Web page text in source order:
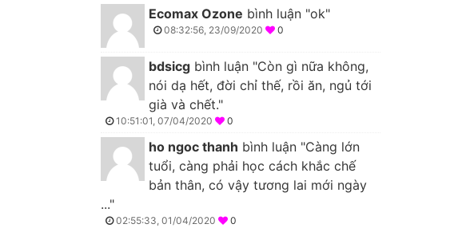
Ecomax Ozone bình luận "ok"
08:32:56, 23/09/2020 0
bdsicg bình luận "Còn gì nữa không,
nói dạ hết, đời chỉ thế, rồi ăn, ngủ tới
già và chết."
10:51:01, 07/04/2020 0
ho ngoc thanh bình luận "Càng lớn
tuổi, càng phải học cách khắc chế
bản thân, có vậy tương lai mới ngày
..."
02:55:33, 01/04/2020 0